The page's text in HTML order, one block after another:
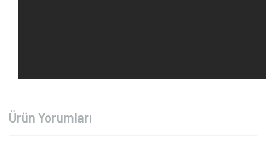
Ürün Yorumları